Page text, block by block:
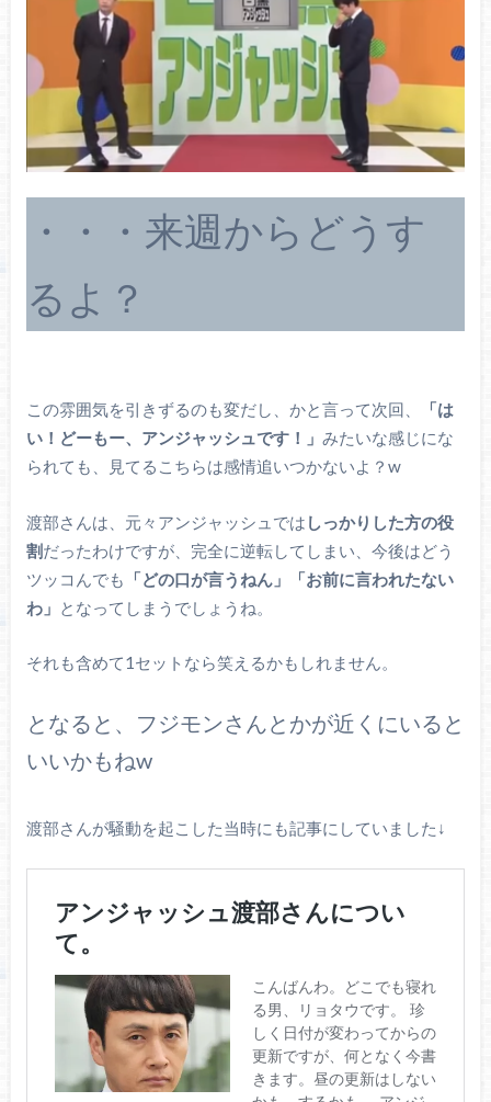
・・・来週からどうす
るよ？
この雰囲気を引きずるのも変だし、かと言って次回、
「は
い！どーもー、アンジャッシュです！」 みたいな感じにな
られても、見てるこちらは感情追いつかないよ？w
渡部さんは、元々アンジャッシュでは しっかりした方の役
割だったわけですが、完全に逆転してしまい、今後はどう
ツッコんでも 「どの口が言うねん」「お前に言われたない
わ」
となってしまうでしょうね。
それも含めて1セットなら笑えるかもしれません。
となると、フジモンさんとかが近くにいると
いいかもねw
渡部さんが騒動を起こした当時にも記事にしていました↓